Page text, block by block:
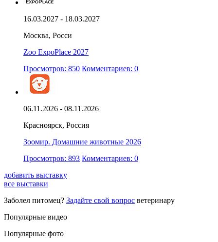
16.03.2027 - 18.03.2027
Москва, Росси
Zoo ExpoPlace 2027
Просмотров: 850 Комментариев: 0
06.11.2026 - 08.11.2026
Красноярск, Россия
Зоомир. Домашние животные 2026
Просмотров: 893 Комментариев: 0
добавить выставку
все выставки
Заболел питомец? Задайте свой вопрос ветеринару
Популярные видео
Популярные фото